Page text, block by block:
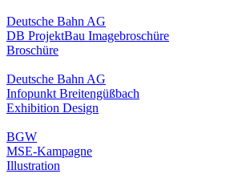
Deutsche Bahn AG
DB ProjektBau Imagebroschüre
Broschüre
Deutsche Bahn AG
Infopunkt Breitengüßbach
Exhibition Design
BGW
MSE-Kampagne
Illustration